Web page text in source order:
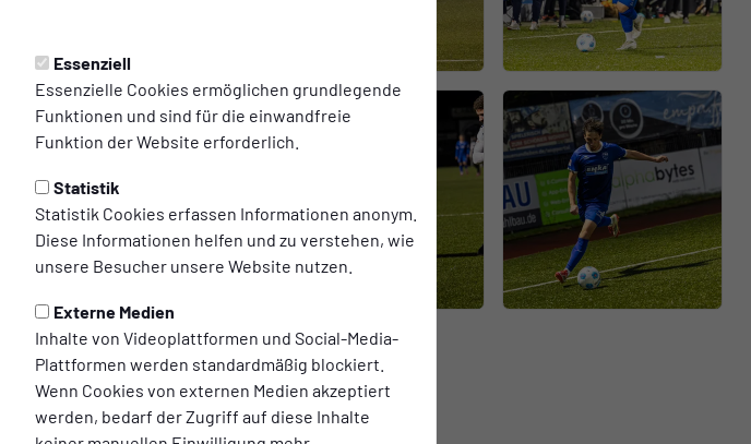
Essenziell
Essenzielle Cookies ermöglichen grundlegende
Funktionen und sind für die einwandfreie
Funktion der Website erforderlich.
Statistik
Statistik Cookies erfassen Informationen anonym.
Diese Informationen helfen und zu verstehen, wie
unsere Besucher unsere Website nutzen.
Externe Medien
Inhalte von Videoplattformen und Social-Media-
Plattformen werden standardmäßig blockiert.
Wenn Cookies von externen Medien akzeptiert
werden, bedarf der Zugriff auf diese Inhalte